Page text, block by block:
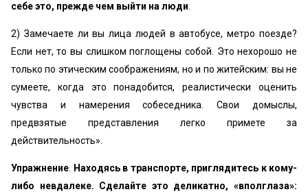
себе это, прежде чем выйти на люди
2) Замечаете ли вы лица людей в автобусе, метро поезде?
Если нет, то вы слишком поглощены собой. Это нехорошо не
только по этическим соображениям, но и по житейским: вы не
сумеете, когда это понадобится, реалистически оценить
чувства и намерения собеседника. Свои домыслы,
предвзятые представления легко примете за
действительность».
Упражнение
Находясь в транспорте, приглядитесь к кому-
либо невдалеке. Сделайте это деликатно, «вполглаза»: